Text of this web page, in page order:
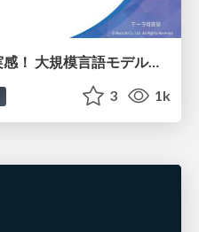
つくって納得、つかって実感！ 大規模言語モデルことはじめ ver2.0
3 1k